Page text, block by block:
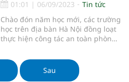
đặc biệt là tại các trường học, nhà
trẻ, mẫu giáo, cơ sở y tế.
01:01 | 06/09/2023
Tin tức
Chào đón năm học mới, các trường
học trên địa bàn Hà Nội đồng loạt
thực hiện công tác an toàn phòng
giao thông trong và ngoài trường
học, bảo vệ sức khỏe, tinh thần cho
học sinh, sinh viên.
Sau